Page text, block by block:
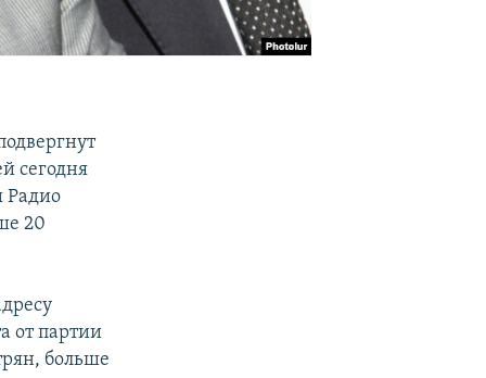
сегодня
Радио
20
от партии
больше